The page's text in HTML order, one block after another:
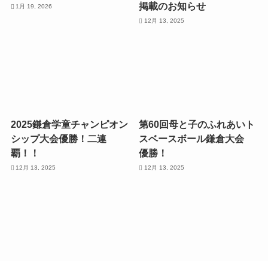
1月 19, 2026
掲載のお知らせ
12月 13, 2025
2025鎌倉学童チャンピオン
シップ大会優勝！二連
覇！！
12月 13, 2025
第60回母と子のふれあいト
スベースボール鎌倉大会
優勝！
12月 13, 2025